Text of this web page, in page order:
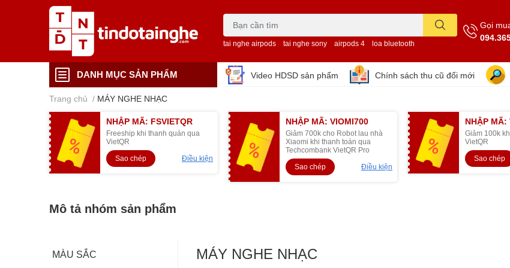
tai nghe airpods tai nghe sony airpods 4 loa bluetooth
Gọi
DANH MỤC SẢN PHẨM Video HDSD sản phẩm Chính sách thu cũ đổi mới
Trang chủ / MÁY NGHE NHẠC
NHẬP MÃ: FSVIETQR
Freeship khi thanh quán qua
VietQR
Sao chép
Điều kiện
NHẬP MÃ: VIOMI700
Giảm 700k cho Robot lau nhà
Xiaomi khi thanh toán qua
Techcombank VietQR Pro
Sao chép
Điều kiện
NHẬP MÃ:
Giảm 100k
VietQR
Sao chép
Mô tả nhóm sản phẩm
MÀU SẮC MÁY NGHE NHẠC